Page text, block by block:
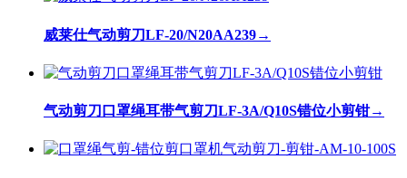
威莱仕气动剪刀LF-20/N20AA239→
气动剪刀口罩绳耳带气剪刀LF-3A/Q10S错位小剪钳→